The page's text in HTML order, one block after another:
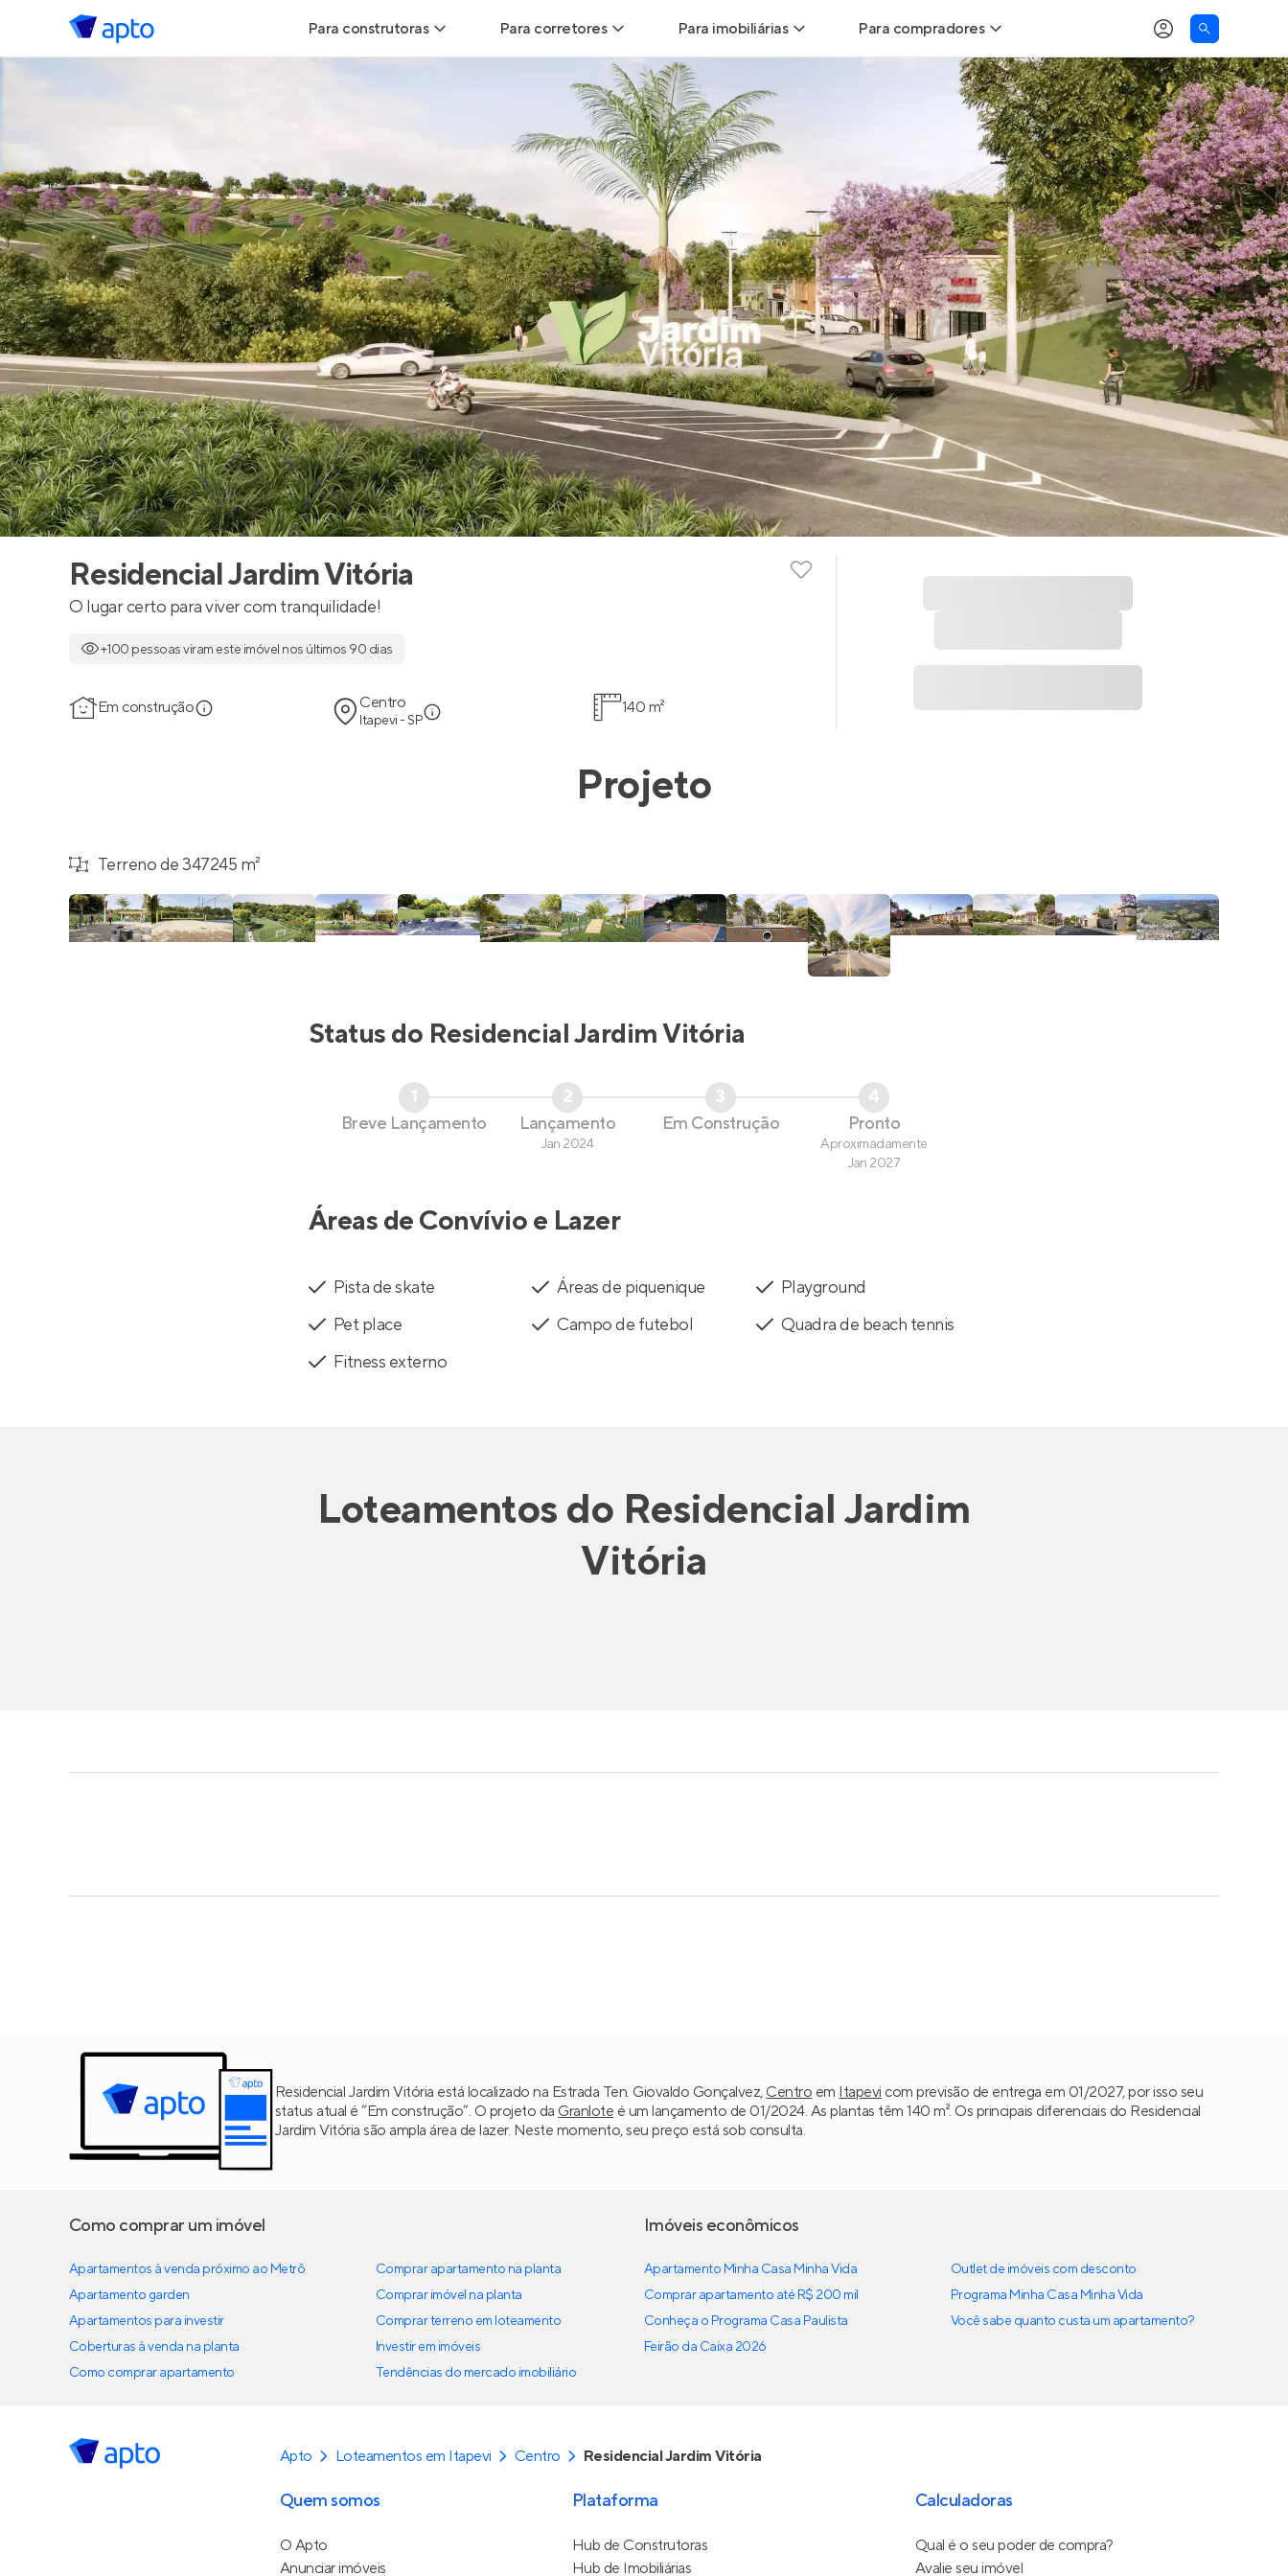
Para construtoras
Geração de Vendas
Maiores Construtoras
Parcerias Imobiliárias
Anunciar Imóveis
Para corretores
Leads para Corretores
Corretor+
Parcerias imobiliárias
Hub de Corretores
Perfil Verificado
Anunciar imóveis
Para imobiliárias
Leads para Imobiliárias
Hub de imobiliárias
Anunciar imóveis
Para compradores
Buscar um imóvel novo
Calcule seu Poder de Compra
Comprar x Alugar
Correção do INCC
Simulador de Financiamento
Encontre um corretor
Residencial Jardim Vitória
O lugar certo para viver com tranquilidade!
+100 pessoas viram este imóvel nos últimos 90 dias
Em construção Centro
Itapevi - SP
140 m²
Projeto
Terreno de 347245 m²
Status do Residencial Jardim Vitória
1
Breve Lançamento
2
Lançamento
Jan 2024
3
Em Construção
4
Pronto
Aproximadamente
Jan 2027
Áreas de Convívio e Lazer
Pista de skate Áreas de piquenique
Playground
Pet place
Campo de futebol
Quadra de beach tennis
Fitness externo
Loteamentos do Residencial Jardim
Vitória
Residencial Jardim Vitória está localizado na Estrada Ten. Giovaldo Gonçalvez, Centro em Itapevi com previsão de entrega em 01/2027, por isso seu
status atual é “Em construção”. O projeto da Granlote é um lançamento de 01/2024. As plantas têm 140 m². Os principais diferenciais do Residencial
Jardim Vitória são ampla área de lazer. Neste momento, seu preço está sob consulta.
Como comprar um imóvel
Apartamentos à venda próximo ao Metrô
Apartamento garden
Apartamentos para investir
Coberturas à venda na planta
Como comprar apartamento
Comprar apartamento na planta
Comprar imóvel na planta
Comprar terreno em loteamento
Investir em imóveis
Tendências do mercado imobiliário
Imóveis econômicos
Apartamento Minha Casa Minha Vida
Comprar apartamento até R$ 200 mil
Conheça o Programa Casa Paulista
Feirão da Caixa 2026
Outlet de imóveis com desconto
Programa Minha Casa Minha Vida
Você sabe quanto custa um apartamento?
Apto Loteamentos em Itapevi Centro Residencial Jardim Vitória
Quem somos
O Apto
Anunciar imóveis
Plataforma
Hub de Construtoras
Hub de Imobiliárias
Calculadoras
Qual é o seu poder de compra?
Avalie seu imóvel